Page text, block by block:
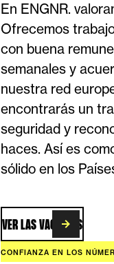
En ENGNR.
Ofrecemos
con buena
semanales y
nuestra red
encontrarás un
seguridad y
haces. Así es
sólido en los
VER LAS VACANTES
CONFIANZA EN LOS